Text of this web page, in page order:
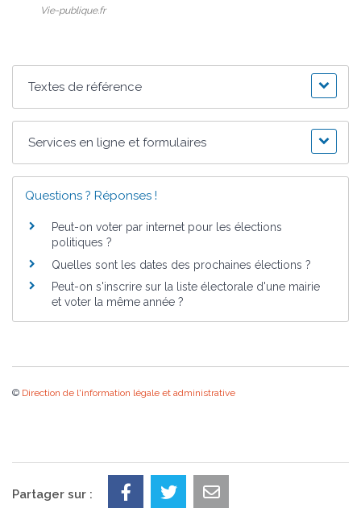
Vie-publique.fr
Textes de référence
Services en ligne et formulaires
Questions ? Réponses !
Peut-on voter par internet pour les élections
politiques ?
Quelles sont les dates des prochaines élections ?
Peut-on s'inscrire sur la liste électorale d'une mairie
et voter la même année ?
© Direction de l'information légale et administrative
Partager sur :